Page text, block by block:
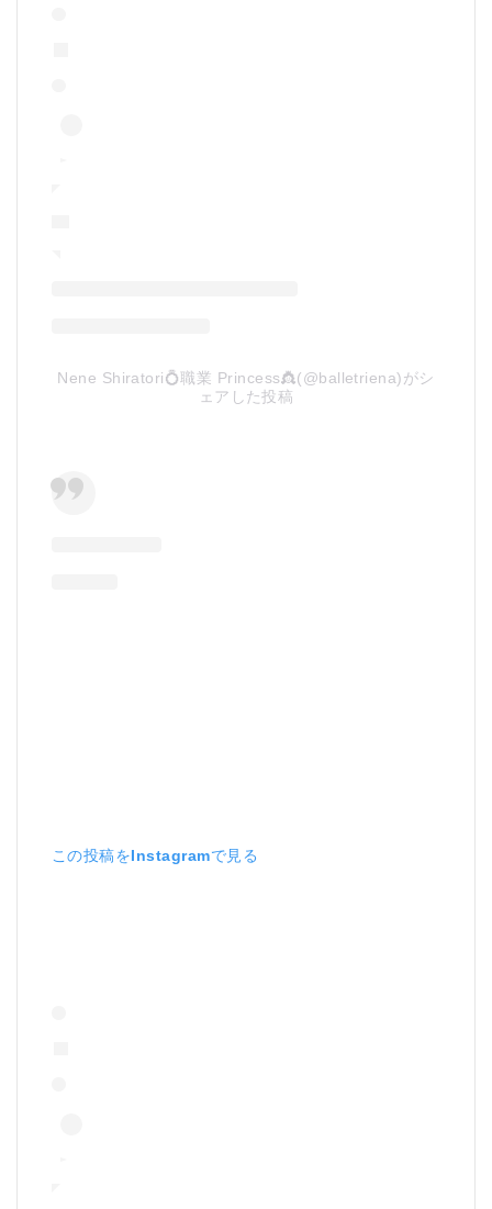
Nene Shiratori💍職業 Princess👸(@balletriena)がシ
ェアした投稿
この投稿をInstagramで見る